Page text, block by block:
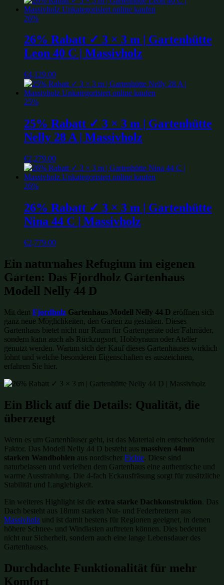
26%
26% Rabatt ✓ 3 × 3 m | Gartenhütte
Leon 40 C | Massivholz
€4,129.00
25%
25% Rabatt ✓ 3 × 3 m | Gartenhütte
Nelly 28 A | Massivholz
€2,279.00
26%
26% Rabatt ✓ 3 × 3 m | Gartenhütte
Nina 44 C | Massivholz
€2,779.00
Ein naturnahes Refugium im eigenen
Garten: Das Fjordholz Gartenhaus
Modell Nelly 44 D
Mit dem Fjordholz Gartenhaus Modell Nelly 44 D eröffnen sich
ganz neue Möglichkeiten, den Garten zu gestalten. Dieses
Gartenhaus bietet nicht nur Raum für Gartengeräte oder Fahrräder,
sondern kann auch als Rückzugsort, Hobbyraum oder Atelier
genutzt werden. Warum sich der Kauf dieses Gartenhauses wirklich
lohnt und welche besonderen Eigenschaften es auszeichnen,
erfahren Sie hier.
Ein Blick auf die Details: Qualität, die
überzeugt
Wenn es um Gartenhäuser geht, ist das Material ein entscheidender
Faktor. Das Modell Nelly 44 D besteht aus massiven 44mm
starken Wandbohlen aus nordischer Fichte. Diese sind
naturbelassen und verleihen dem Gartenhaus eine authentische und
warme Ausstrahlung. Die 4-fach Eckausfräsung sorgt für zusätzliche
Stabilität und Langlebigkeit.
Ein weiteres Highlight ist die extra starke Dachkonstruktion. Das
Dach besteht aus 18mm starken Nut- und Federbrettern aus
Massivholz und ist damit bestens für Regionen geeignet, in denen
höhere Schnee- und Windlasten auftreten können. Dies bedeutet
nicht nur Sicherheit, sondern auch eine lange Lebensdauer des
Gartenhauses.
Durchdachte Funktionalität für mehr
Komfort